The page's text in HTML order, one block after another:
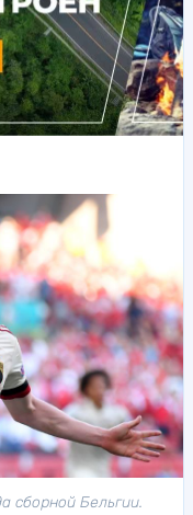
сборной Бельгии.